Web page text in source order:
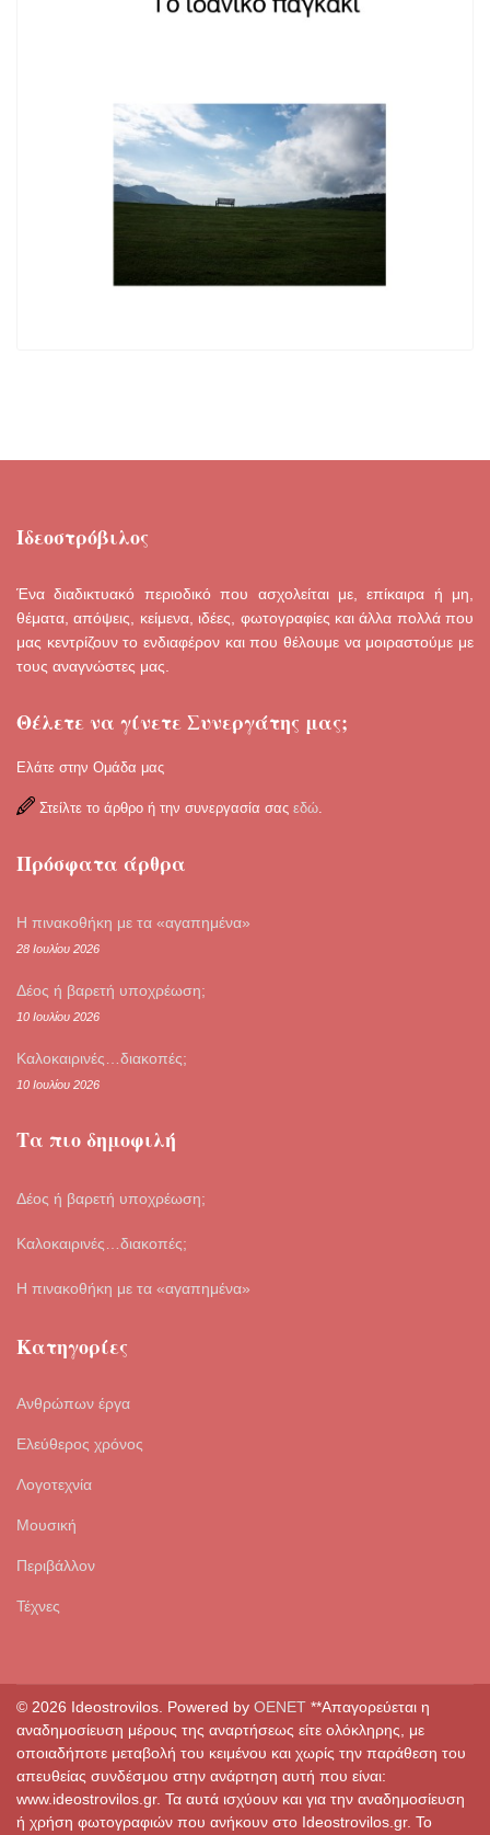
Ιδεοστρόβιλος
Ένα διαδικτυακό περιοδικό που ασχολείται με, επίκαιρα ή μη,
θέματα, απόψεις, κείμενα, ιδέες, φωτογραφίες και άλλα πολλά που
μας κεντρίζουν το ενδιαφέρον και που θέλουμε να μοιραστούμε με
τους αναγνώστες μας.
Θέλετε να γίνετε Συνεργάτης μας;
Ελάτε στην Ομάδα μας
Στείλτε το άρθρο ή την συνεργασία σας εδώ
Πρόσφατα άρθρα
Η πινακοθήκη με τα «αγαπημένα»
28 Ιουλίου 2026
Δέος ή βαρετή υποχρέωση;
10 Ιουλίου 2026
Καλοκαιρινές…διακοπές;
10 Ιουλίου 2026
Τα πιο δημοφιλή
Δέος ή βαρετή υποχρέωση;
Καλοκαιρινές…διακοπές;
Η πινακοθήκη με τα «αγαπημένα»
Κατηγορίες
Ανθρώπων έργα
Ελεύθερος χρόνος
Λογοτεχνία
Μουσική
Περιβάλλον
Τέχνες
© 2026 Ideostrovilos. Powered by OENET **Απαγορεύεται η
αναδημοσίευση μέρους της αναρτήσεως είτε ολόκληρης, με
οποιαδήποτε μεταβολή του κειμένου και χωρίς την παράθεση του
απευθείας συνδέσμου στην ανάρτηση αυτή που είναι:
www.ideostrovilos.gr. Τα αυτά ισχύουν και για την αναδημοσίευση
ή χρήση φωτογραφιών που ανήκουν στο Ideostrovilos.gr. Το